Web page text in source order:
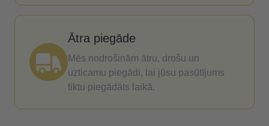
Ātra piegāde
Mēs nodrošinām ātru, drošu un
uzticamu piegādi, lai jūsu pasūtījums
tiktu piegādāts laikā.